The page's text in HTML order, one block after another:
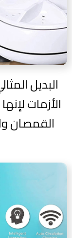
البديل
الأزمات
القمصان